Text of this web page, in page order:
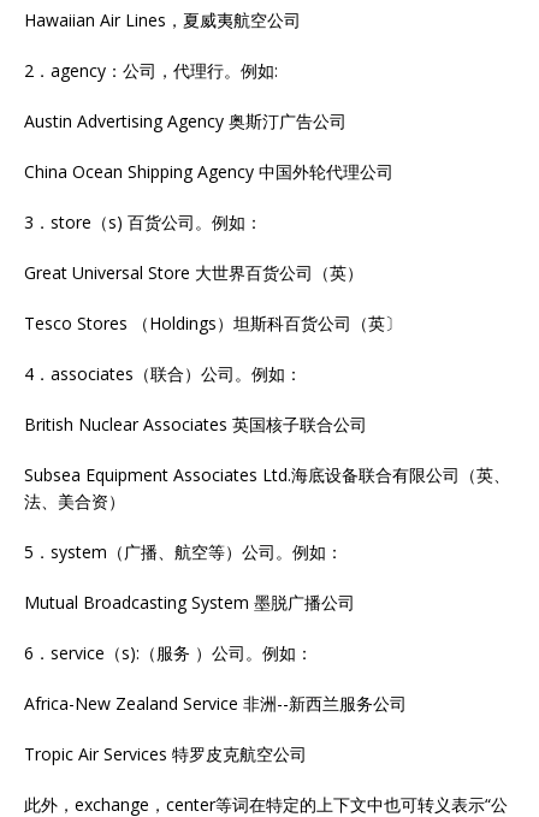
Hawaiian Air Lines，夏威夷航空公司
2．agency：公司，代理行。例如:
Austin Advertising Agency 奥斯汀广告公司
China Ocean Shipping Agency 中国外轮代理公司
3．store（s) 百货公司。例如：
Great Universal Store 大世界百货公司（英）
Tesco Stores （Holdings）坦斯科百货公司（英〕
4．associates（联合）公司。例如：
British Nuclear Associates 英国核子联合公司
Subsea Equipment Associates Ltd.海底设备联合有限公司（英、
法、美合资）
5．system（广播、航空等）公司。例如：
Mutual Broadcasting System 墨脱广播公司
6．service（s):（服务 ）公司。例如：
Africa-New Zealand Service 非洲--新西兰服务公司
Tropic Air Services 特罗皮克航空公司
此外，exchange，center等词在特定的上下文中也可转义表示“公